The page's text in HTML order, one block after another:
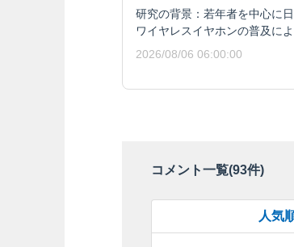
研究の背景：若年者を中心に
ワイヤレスイヤホンの普及によ
2026/08/06 06:00:00
コメント一覧(93件)
人気